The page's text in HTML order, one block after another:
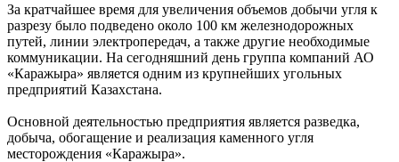
За кратчайшее время для увеличения объемов добычи угля к
разрезу было подведено около 100 км железнодорожных
путей, линии электропередач, а также другие необходимые
коммуникации. На сегодняшний день группа компаний АО
«Каражыра» является одним из крупнейших угольных
предприятий Казахстана.
Основной деятельностью предприятия является разведка,
добыча, обогащение и реализация каменного угля
месторождения «Каражыра».